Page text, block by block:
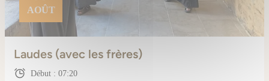
AOÛT
Laudes (avec les frères)
Début : 07:20